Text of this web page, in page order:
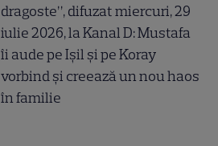
dragoste”, difuzat miercuri, 29
iulie 2026, la Kanal D: Mustafa
îi aude pe Ișil și pe Koray
vorbind și creează un nou haos
în familie